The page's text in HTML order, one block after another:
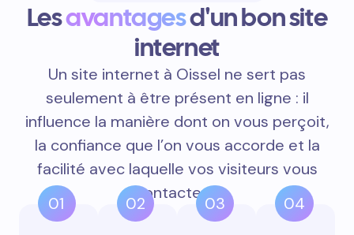
Lesavantagesd'un bon site
internet
Un site internet à Oissel ne sert pas
seulement à être présent en ligne : il
influence la manière dont on vous perçoit,
la confiance que l’on vous accorde et la
facilité avec laquelle vos visiteurs vous
contactent.
01 02 03 04